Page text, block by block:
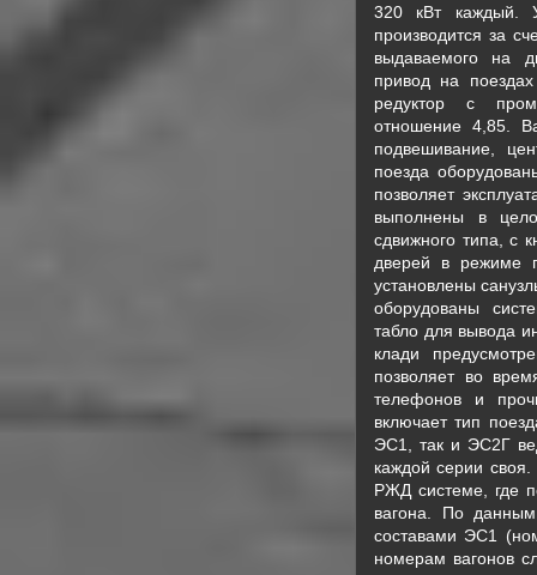
320 кВт каждый.
производится за
выдаваемого на
привод на
редуктор с
отношение 4,85.
подвешивание,
поезда
позволяет
выполнены в
сдвижного типа, с
дверей в режиме
установлены
оборудованы
табло для вывода
клади
позволяет во
телефонов и
включает тип
ЭС1, так и ЭС2Г
каждой серии
РЖД системе, где
вагона. По
составами ЭС1
номерам вагонов